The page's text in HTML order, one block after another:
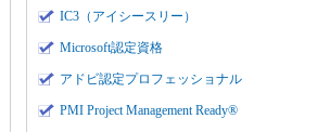
IC3（アイシースリー）
Microsoft認定資格
アドビ認定プロフェッショナル
PMI Project Management Ready®